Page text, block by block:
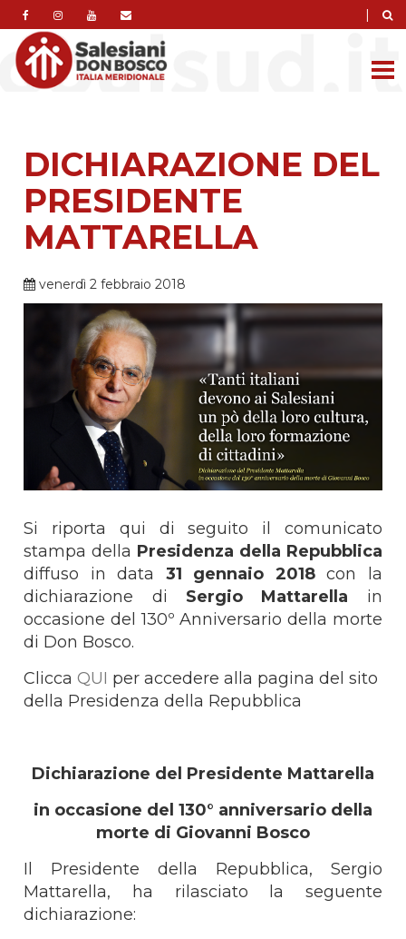
|
DICHIARAZIONE DEL
PRESIDENTE
MATTARELLA
venerdì 2 febbraio 2018
Si riporta qui di seguito il comunicato
stampa della Presidenza della Repubblica
diffuso in data 31 gennaio 2018con la
dichiarazione di Sergio Mattarella in
occasione del 130º Anniversario della morte
di Don Bosco.
CliccaQUI per accedere alla pagina del sito
della Presidenza della Repubblica
Dichiarazione del Presidente Mattarella
in occasione del 130° anniversario della
morte di Giovanni Bosco
Il Presidente della Repubblica, Sergio
Mattarella, ha rilasciato la seguente
dichiarazione: